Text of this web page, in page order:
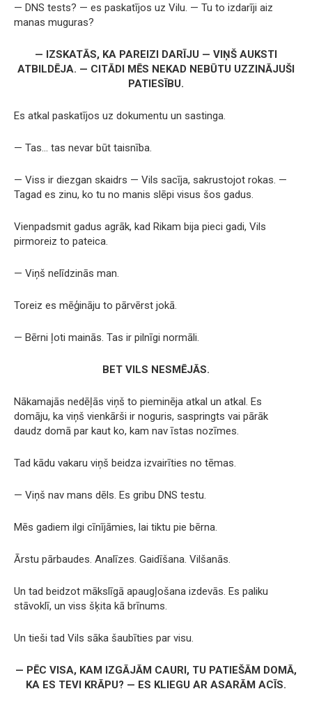
— DNS tests? — es paskatījos uz Vilu. — Tu to izdarīji aiz
manas muguras?
— IZSKATĀS, KA PAREIZI DARĪJU — VIŅŠ AUKSTI
ATBILDĒJA. — CITĀDI MĒS NEKAD NEBŪTU UZZINĀJUŠI
PATIESĪBU.
Es atkal paskatījos uz dokumentu un sastinga.
— Tas… tas nevar būt taisnība.
— Viss ir diezgan skaidrs — Vils sacīja, sakrustojot rokas. —
Tagad es zinu, ko tu no manis slēpi visus šos gadus.
Vienpadsmit gadus agrāk, kad Rikam bija pieci gadi, Vils
pirmoreiz to pateica.
— Viņš nelīdzinās man.
Toreiz es mēģināju to pārvērst jokā.
— Bērni ļoti mainās. Tas ir pilnīgi normāli.
BET VILS NESMĒJĀS.
Nākamajās nedēļās viņš to pieminēja atkal un atkal. Es
domāju, ka viņš vienkārši ir noguris, saspringts vai pārāk
daudz domā par kaut ko, kam nav īstas nozīmes.
Tad kādu vakaru viņš beidza izvairīties no tēmas.
— Viņš nav mans dēls. Es gribu DNS testu.
Mēs gadiem ilgi cīnījāmies, lai tiktu pie bērna.
Ārstu pārbaudes. Analīzes. Gaidīšana. Vilšanās.
Un tad beidzot mākslīgā apaugļošana izdevās. Es paliku
stāvoklī, un viss šķita kā brīnums.
Un tieši tad Vils sāka šaubīties par visu.
— PĒC VISA, KAM IZGĀJĀM CAURI, TU PATIEŠĀM DOMĀ,
KA ES TEVI KRĀPU? — ES KLIEGU AR ASARĀM ACĪS.